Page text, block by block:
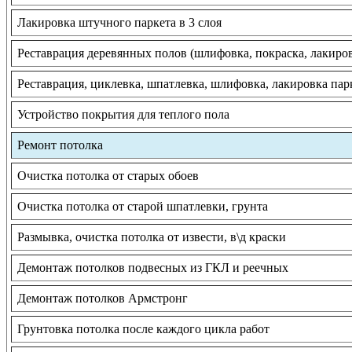
Лакировка штучного паркета в 3 слоя
Реставрация деревянных полов (шлифовка, покраска,
Реставрация, циклевка, шпатлевка, шлифовка, лакировка
Устройство покрытия для теплого пола
Ремонт потолка
Очистка потолка от старых обоев
Очистка потолка от старой шпатлевки, грунта
Размывка, очистка потолка от извести, в\д краски
Демонтаж потолков подвесных из ГКЛ и реечных
Демонтаж потолков Армстронг
Грунтовка потолка после каждого цикла работ